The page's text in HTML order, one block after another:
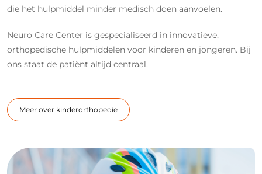
die het hulpmiddel minder medisch doen aanvoelen.
Neuro Care Center is gespecialiseerd in innovatieve,
orthopedische hulpmiddelen voor kinderen en jongeren. Bij
ons staat de patiënt altijd centraal.
Meer over kinderorthopedie